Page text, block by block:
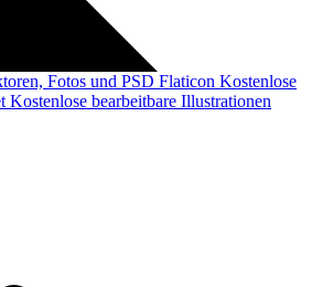
Fotos und PSD Flaticon Kostenlose
Kostenlose bearbeitbare Illustrationen